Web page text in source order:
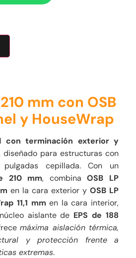
mm con OSB
y HouseWrap
con terminación exterior y
diseñado para estructuras con
cepillada. Con un
210 mm, combinaOSB LP
en la cara exterior y OSB LP
11,1 mm en la cara interior,
aislante de EPS de 188
máxima aislación térmica,
y protección frente a
extremas.